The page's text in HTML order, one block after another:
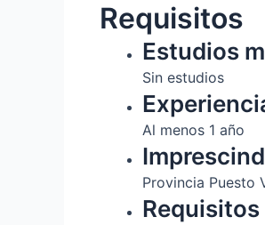
Requisitos
Estudios
Sin estudios
Al menos 1 año
Provincia Puesto